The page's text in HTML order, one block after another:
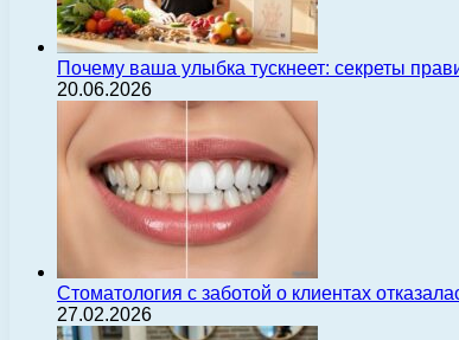
Почему ваша улыбка тускнеет: секреты
20.06.2026
Стоматология с заботой о клиентах
27.02.2026